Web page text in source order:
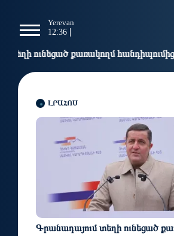
Yerevan
12:36
հանդիպումից հետո
ԼՐԱՀՈՍ
Գրանադայում տեղի ունեցած